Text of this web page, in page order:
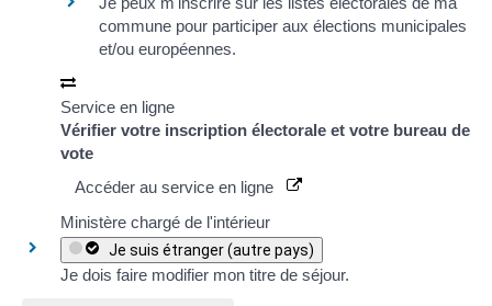
commune pour participer aux élections municipales
et/ou européennes.
Service en ligne
Vérifier votre inscription électorale et votre bureau de
vote
Accéder au service en ligne
Ministère chargé de l'intérieur
Je suis étranger (autre pays)
Je dois faire modifier mon titre de séjour.